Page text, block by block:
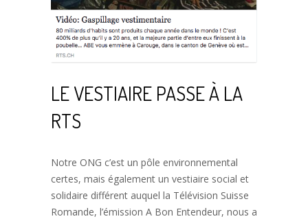
LE VESTIAIRE PASSE À LA
RTS
Notre ONG c’est un pôle environnemental
certes, mais également un vestiaire social et
solidaire différent auquel la Télévision Suisse
Romande, l’émission A Bon Entendeur, nous a